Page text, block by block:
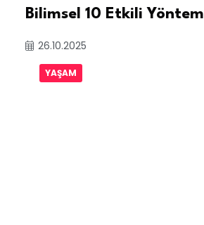
Bilimsel 10 Etkili Yöntem
26.10.2025
YAŞAM